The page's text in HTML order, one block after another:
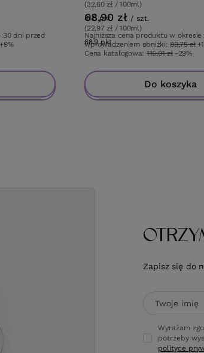
30 dni przed
+9%
(32,60 zł / 100ml)
81.5pktpunktów
Najniższa cena produktu w okresie
wprowadzeniem obniżki:80,75 zł
Cena katalogowa: 115,01 zł -29%
Do koszyka
68,90 zł / szt.
(22,97 zł / 100ml)
68.9pktpunktów
Do koszyka
Zapisz się do
Twoje imię
Wyrażam
potrzeby
polityce